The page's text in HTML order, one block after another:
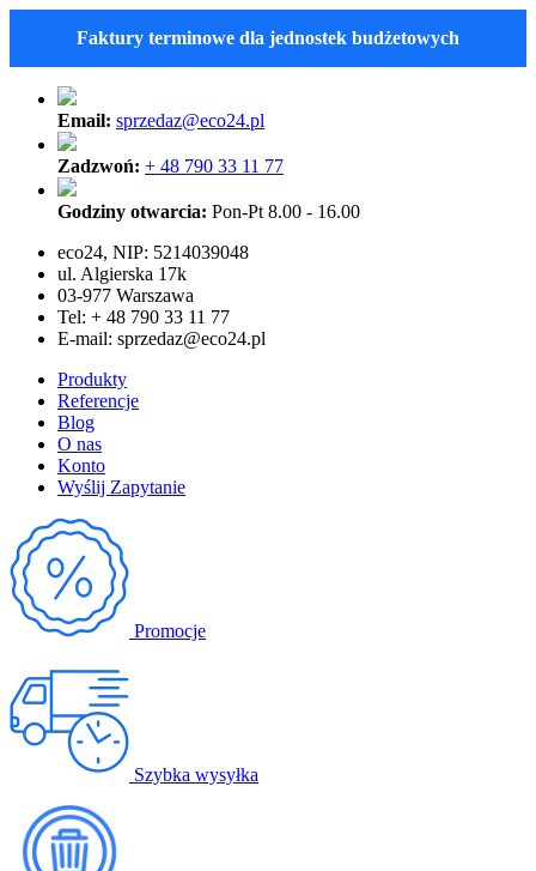
Faktury terminowe dla jednostek budżetowych
Email: sprzedaz@eco24.pl
Zadzwoń: + 48 790 33 11 77
Godziny otwarcia: Pon-Pt 8.00 - 16.00
eco24, NIP: 5214039048
ul. Algierska 17k
03-977 Warszawa
Tel: + 48 790 33 11 77
E-mail: sprzedaz@eco24.pl
Produkty
Referencje
Blog
O nas
Konto
Wyślij Zapytanie
Promocje
Szybka wysyłka